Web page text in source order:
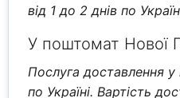
від 1 до 2 днів по
У поштомат Нової
Послуга доставлення
по Україні. Вартість